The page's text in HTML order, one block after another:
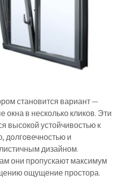
становится вариант —
в несколько кликов. Эти
высокой устойчивостью к
долговечностью и
дизайном.
они пропускают максимум
ощущение простора.